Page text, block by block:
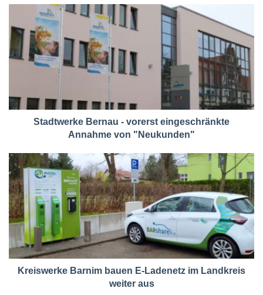
Stadtwerke Bernau - vorerst eingeschränkte
Annahme von "Neukunden"
Kreiswerke Barnim bauen E-Ladenetz im Landkreis
weiter aus